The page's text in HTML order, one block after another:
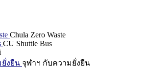
Chula Zero Waste
CU Shuttle Bus
งยืน จุฬาฯ กับความยั่งยืน